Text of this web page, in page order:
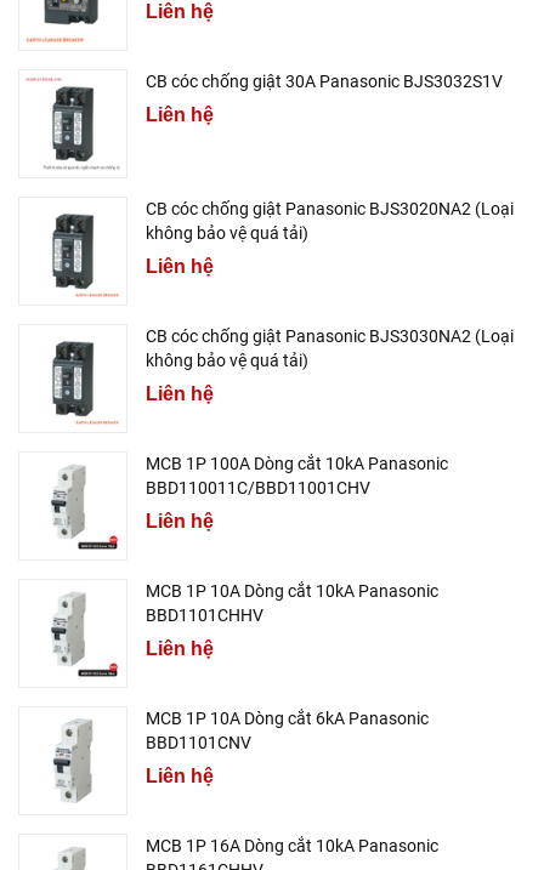
Liên hệ
CB cóc chống giật 30A Panasonic BJS3032S1V
Liên hệ
CB cóc chống giật Panasonic BJS3020NA2 (Loại
không bảo vệ quá tải)
Liên hệ
CB cóc chống giật Panasonic BJS3030NA2 (Loại
không bảo vệ quá tải)
Liên hệ
MCB 1P 100A Dòng cắt 10kA Panasonic
BBD110011C/BBD11001CHV
Liên hệ
MCB 1P 10A Dòng cắt 10kA Panasonic
BBD1101CHHV
Liên hệ
MCB 1P 10A Dòng cắt 6kA Panasonic
BBD1101CNV
Liên hệ
MCB 1P 16A Dòng cắt 10kA Panasonic